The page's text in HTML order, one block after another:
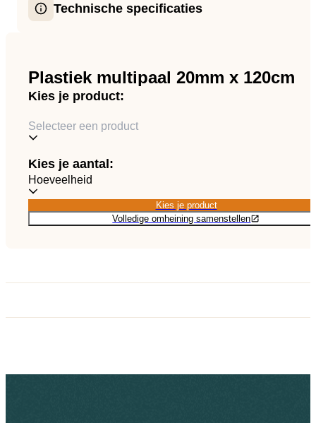
Klantenservice
Configurator
Catalogus
Technische specificaties
Plastiek multipaal 20mm x 120cm
Kies je product:
Selecteer een product
Kies je aantal:
Hoeveelheid
Kies je product
Kies je product
Volledige omheining samenstellen